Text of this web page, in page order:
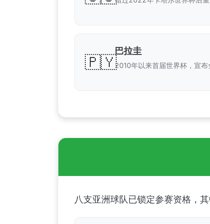
🇵🇾
巴拉圭
2010年以来首届世界杯，宣布
八支亚洲球队已锁定参赛资格，